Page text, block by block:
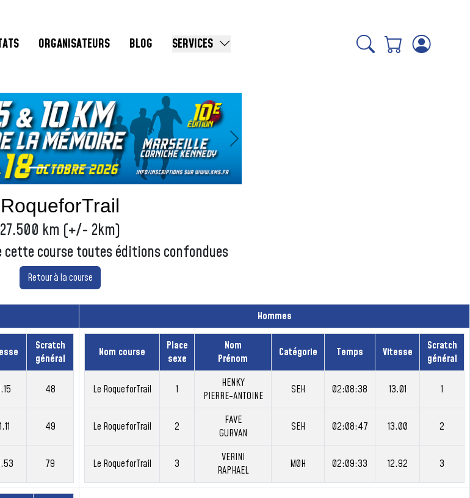
ORGANISATEURS BLOG SERVICES
Suivant
RoqueforTrail
27.500 km (+/- 2km)
cette course toutes éditions confondues
Retour à la course
Hommes
Scratch
général
48
49
79
Nom course
Place
sexe
Nom
Prénom
Catégorie Temps Vitesse
Scratch
général
Le RoqueforTrail 1
HENKY
PIERRE-ANTOINE
SEH 02:08:38 13.01 1
Le RoqueforTrail 2
FAVE
GURVAN
SEH 02:08:47 13.00 2
Le RoqueforTrail 3
VERINI
RAPHAEL
M0H 02:09:33 12.92 3